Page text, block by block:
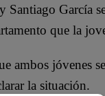
Santiago García
que la
ambos jóvenes
la situación.